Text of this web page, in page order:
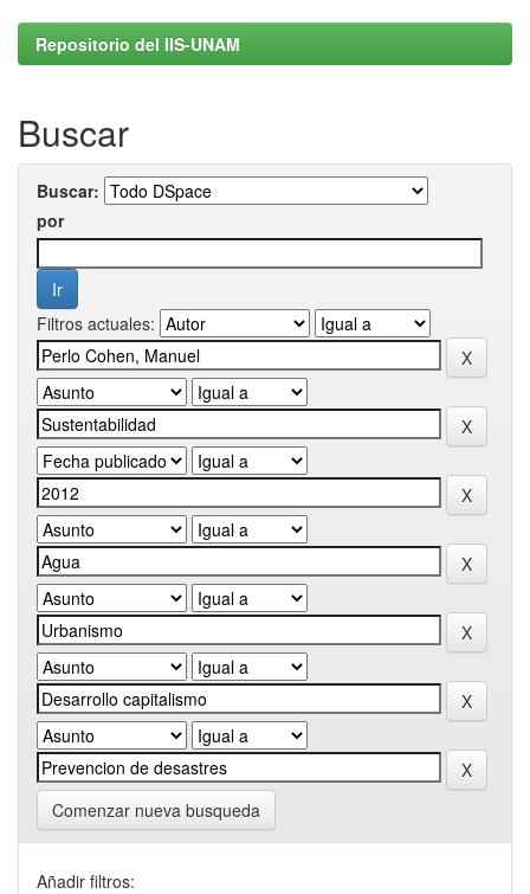
Repositorio del IIS-UNAM
Buscar
Buscar:
por
Filtros actuales:
Comenzar nueva busqueda
Añadir filtros: